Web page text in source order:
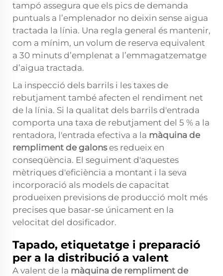
tampó assegura que els pics de demanda
puntuals a l’emplenador no deixin sense aigua
tractada la línia. Una regla general és mantenir,
com a mínim, un volum de reserva equivalent
a 30 minuts d’emplenat a l’emmagatzematge
d’aigua tractada.
La inspecció dels barrils i les taxes de
rebutjament també afecten el rendiment net
de la línia. Si la qualitat dels barrils d'entrada
comporta una taxa de rebutjament del 5 % a la
rentadora, l'entrada efectiva a la màquina de
rempliment de galonses redueix en
conseqüència. El seguiment d'aquestes
mètriques d'eficiència a montant i la seva
incorporació als models de capacitat
produeixen previsions de producció molt més
precises que basar-se únicament en la
velocitat del dosificador.
Tapado, etiquetatge i preparació
per a la distribució a valent
A valent de la màquina de rempliment de